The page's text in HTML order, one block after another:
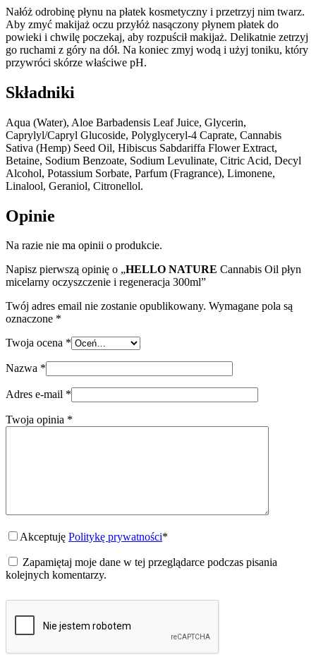
Nałóż odrobinę płynu na płatek kosmetyczny i przetrzyj nim twarz.
Aby zmyć makijaż oczu przyłóż nasączony płynem płatek do
powieki i chwilę poczekaj, aby rozpuścił makijaż. Delikatnie zetrzyj
go ruchami z góry na dół. Na koniec zmyj wodą i użyj toniku, który
przywróci skórze właściwe pH.
Składniki
Aqua (Water), Aloe Barbadensis Leaf Juice, Glycerin,
Caprylyl/Capryl Glucoside, Polyglyceryl-4 Caprate, Cannabis
Sativa (Hemp) Seed Oil, Hibiscus Sabdariffa Flower Extract,
Betaine, Sodium Benzoate, Sodium Levulinate, Citric Acid, Decyl
Alcohol, Potassium Sorbate, Parfum (Fragrance), Limonene,
Linalool, Geraniol, Citronellol.
Opinie
Na razie nie ma opinii o produkcie.
Napisz pierwszą opinię o „HELLO NATURE Cannabis Oil płyn
micelarny oczyszczenie i regeneracja 300ml”
Twój adres email nie zostanie opublikowany. Wymagane pola są
oznaczone *
Twoja ocena *
Nazwa *
Adres e-mail *
Twoja opinia *
Akceptuję Politykę prywatności*
Zapamiętaj moje dane w tej przeglądarce podczas pisania
kolejnych komentarzy.